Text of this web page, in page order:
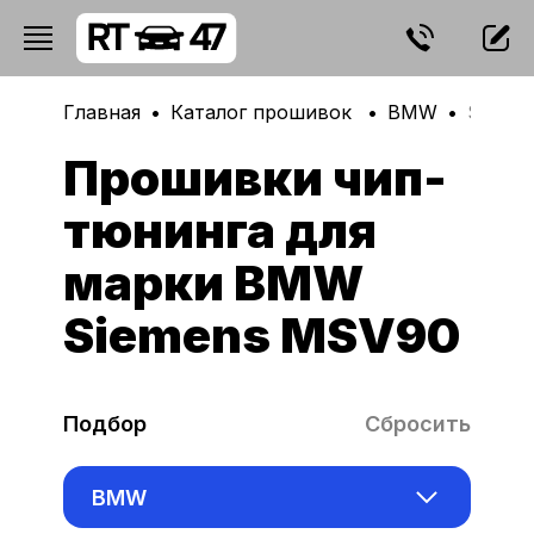
Главная Каталог прошивок BMW
Прошивки чип-
тюнинга для
марки BMW
Siemens MSV90
Подбор Сбросить
BMW